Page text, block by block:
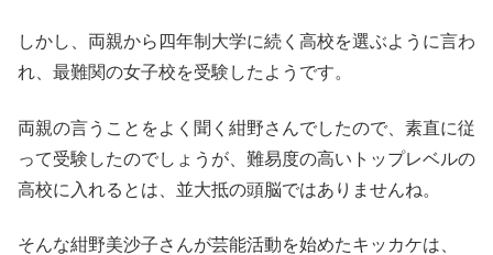
しかし、両親から四年制大学に続く高校を選ぶように言わ
れ、最難関の女子校を受験したようです。
両親の言うことをよく聞く紺野さんでしたので、素直に従
って受験したのでしょうが、難易度の高いトップレベルの
高校に入れるとは、並大抵の頭脳ではありませんね。
そんな紺野美沙子さんが芸能活動を始めたキッカケは、